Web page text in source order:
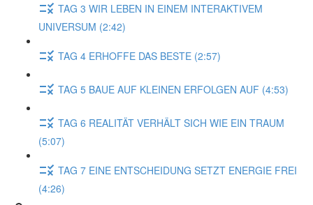
TAG 3 WIR LEBEN IN EINEM INTERAKTIVEM
UNIVERSUM (2:42)
TAG 4 ERHOFFE DAS BESTE (2:57)
TAG 5 BAUE AUF KLEINEN ERFOLGEN AUF (4:53)
TAG 6 REALITÄT VERHÄLT SICH WIE EIN TRAUM
(5:07)
TAG 7 EINE ENTSCHEIDUNG SETZT ENERGIE FREI
(4:26)